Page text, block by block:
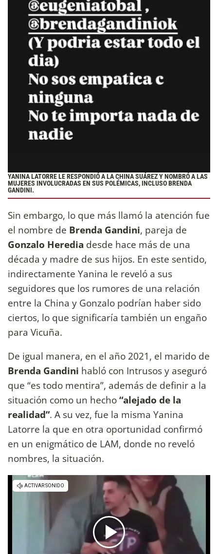
YANINA LATORRE LE RESPONDIÓ A LA CHINA SUÁREZ Y NOMBRÓ A LAS
MUJERES INVOLUCRADAS EN SUS POLÉMICAS, INCLUSO BRENDA
GANDINI.
Sin embargo, lo que más llamó la atención fue
el nombre de Brenda Gandini, pareja de
Gonzalo Heredia desde hace más de una
década y madre de sus hijos. En este sentido,
indirectamente Yanina le reveló a sus
seguidores que los rumores de una relación
entre la China y Gonzalo podrían haber sido
ciertos, lo que significaría también un engaño
para Vicuña.
De igual manera, en el año 2021, el marido de
Brenda Gandini habló con Intrusos y aseguró
que “es todo mentira”, además de definir a la
situación como un hecho“alejado de la
realidad”. A su vez, fue la misma Yanina
Latorre la que en otra oportunidad confirmó
en un enigmático de LAM, donde no reveló
nombres, la situación.